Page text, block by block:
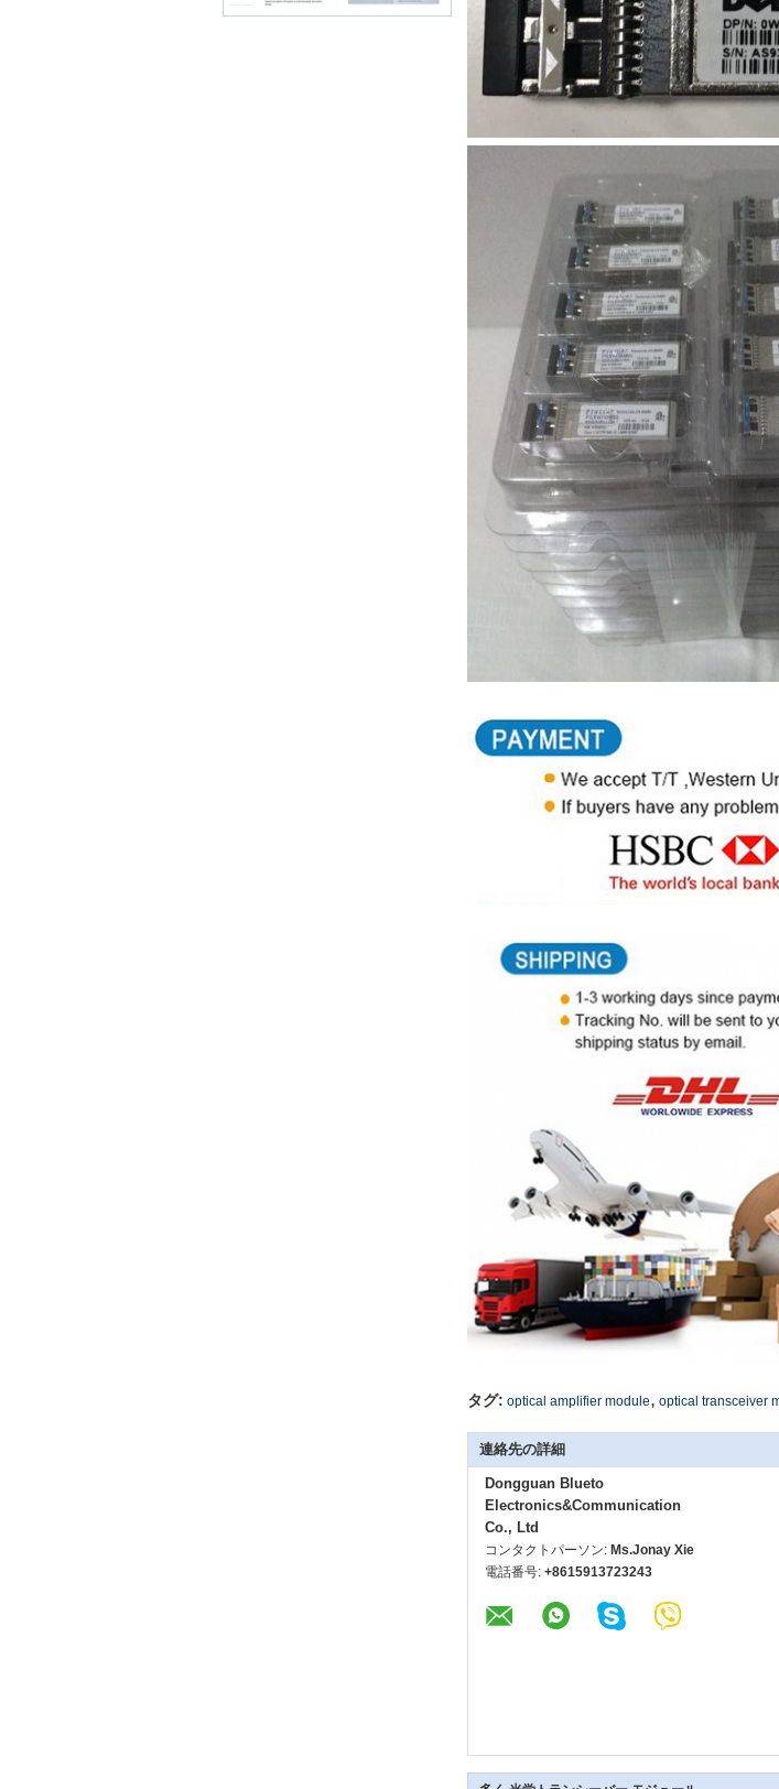
タグ: optical amplifier module, optical transceiver
連絡先の詳細
Dongguan Blueto
Electronics&Communication
Co., Ltd
コンタクトパーソン: Ms.Jonay Xie
電話番号: +8615913723243